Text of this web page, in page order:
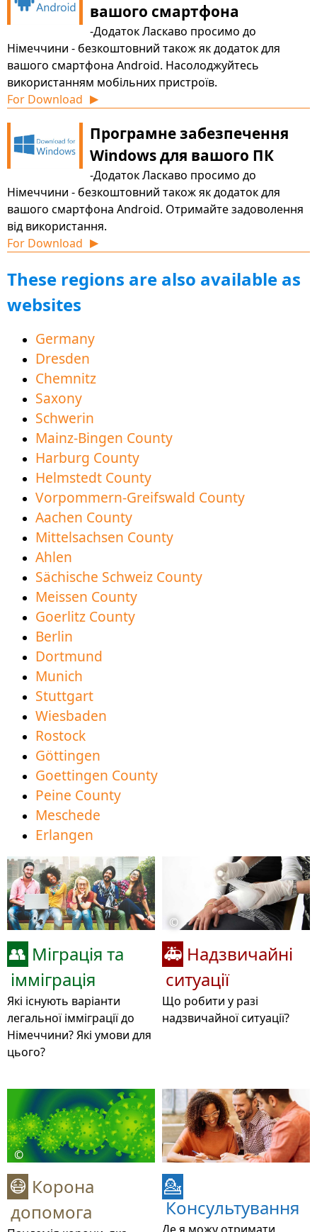
вашого смартфона
-Додаток Ласкаво просимо до
Німеччини - безкоштовний також як додаток для
вашого смартфона Android. Насолоджуйтесь
використанням мобільних пристроїв.
For Download
▶
Програмне забезпечення
Windows для вашого ПК
-Додаток Ласкаво просимо до
Німеччини - безкоштовний також як додаток для
вашого смартфона Android. Отримайте задоволення
від використання.
For Download
▶
These regions are also available as
websites
Germany
Dresden
Chemnitz
Saxony
Schwerin
Mainz-Bingen County
Harburg County
Helmstedt County
Vorpommern-Greifswald County
Aachen County
Mittelsachsen County
Ahlen
Sächische Schweiz County
Meissen County
Goerlitz County
Berlin
Dortmund
Munich
Stuttgart
Wiesbaden
Rostock
Göttingen
Goettingen County
Peine County
Meschede
Erlangen
👥 Міграція та
імміграція
Які існують варіанти
легальної імміграції до
Німеччини? Які умови для
цього?
©
🚑 Надзвичайні
ситуації
Що робити у разі
надзвичайної ситуації?
©
😷 Корона
допомога
💁
Консультування